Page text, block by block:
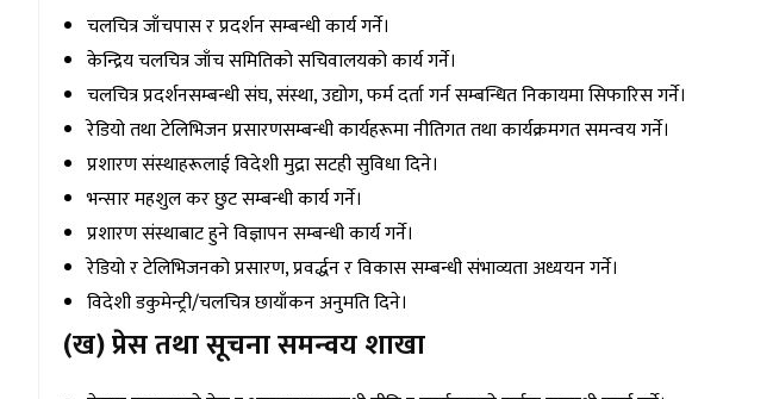
चलचित्र जाँचपास र प्रदर्शन सम्बन्धी कार्य गर्ने।
केन्द्रिय चलचित्र जाँच समितिको सचिवालयको कार्य गर्ने।
चलचित्र प्रदर्शनसम्बन्धी संघ, संस्था, उद्योग, फर्म दर्ता गर्न सम्बन्धित निकायमा सिफारिस गर्ने।
रेडियो तथा टेलिभिजन प्रसारणसम्बन्धी कार्यहरूमा नीतिगत तथा कार्यक्रमगत समन्वय गर्ने।
प्रशारण संस्थाहरूलाई विदेशी मुद्रा सटही सुविधा दिने।
भन्सार महशुल कर छुट सम्बन्धी कार्य गर्ने।
प्रशारण संस्थाबाट हुने विज्ञापन सम्बन्धी कार्य गर्ने।
रेडियो र टेलिभिजनको प्रसारण, प्रवर्द्धन र विकास सम्बन्धी संभाव्यता अध्ययन गर्ने।
विदेशी डकुमेन्ट्री/चलचित्र छायाँकन अनुमति दिने।
(ख) प्रेस तथा सूचना समन्वय शाखा